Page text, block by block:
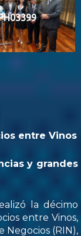
entre Vinos
y grandes
la décimo
entre Vinos,
Negocios (RIN),